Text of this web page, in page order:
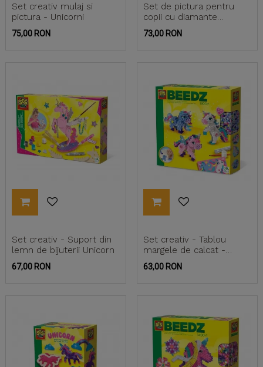
Set creativ mulaj si
pictura - Unicorni
Pret
75,00 RON
Set de pictura pentru
copii cu diamante
adezive si unicorn
Pret
73,00 RON
Set creativ - Suport din
lemn de bijuterii Unicorn
Pret
67,00 RON
Set creativ - Tablou
margele de calcat -
Unicorni
Pret
63,00 RON